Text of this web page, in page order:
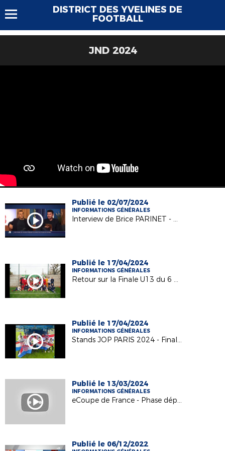
DISTRICT DES YVELINES DE
FOOTBALL
JND 2024
Publié le 02/07/2024
INFORMATIONS GÉNÉRALES
Interview de Brice PARINET - Nouveau Président du DYF
Publié le 17/04/2024
INFORMATIONS GÉNÉRALES
Retour sur la Finale U13 du 6 avril 2024
Publié le 17/04/2024
INFORMATIONS GÉNÉRALES
Stands JOP PARIS 2024 - Finale U13
Publié le 13/03/2024
INFORMATIONS GÉNÉRALES
eCoupe de France - Phase départementale
Publié le 06/12/2022